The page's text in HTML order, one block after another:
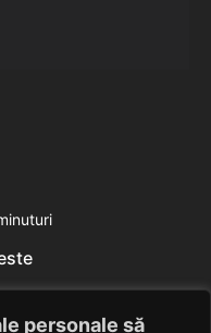
personale să
4, 2014